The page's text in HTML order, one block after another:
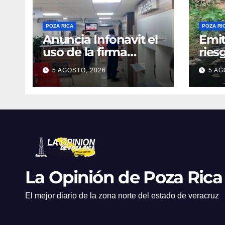
POZA RICA
Anuncia Infonavit el
uso de la firma
electrónica
5 AGOSTO, 2026
POZA
5
La Opinión de Poza Rica
El mejor diario de la zona norte del estado de veracruz